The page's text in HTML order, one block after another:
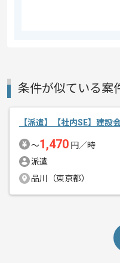
条件が似ている案
【派遣】【社内SE】建
〜1,470 円／時
派遣
品川（東京都）